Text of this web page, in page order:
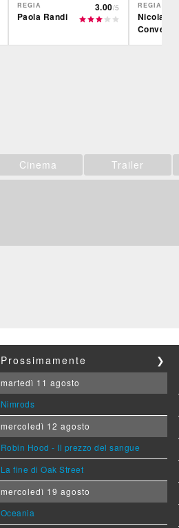
REGIA
Paola Randi
3.00/5 REGIA
Nicola
Conversa
Cinema Trailer
Prossimamente ❯
martedì 11 agosto
Nimrods
mercoledì 12 agosto
Robin Hood - Il prezzo del sangue
La fine di Oak Street
mercoledì 19 agosto
Oceania